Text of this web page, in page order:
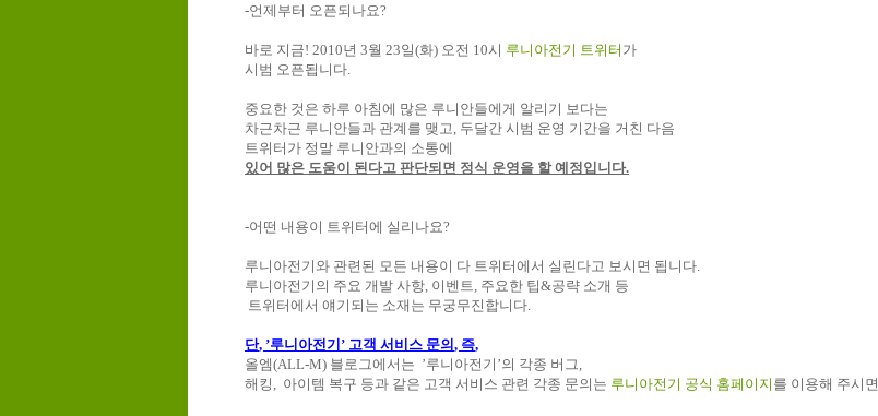
-언제부터 오픈되나요?
바로 지금! 2010년 3월 23일(화) 오전 10시 루니아전기 트위터 가
시범 오픈됩니다.
중요한 것은 하루 아침에 많은 루니안들에게 알리기 보다는
차근차근 루니안들과 관계를 맺고, 두달간 시범 운영 기간을 거친 다음
트위터가 정말 루니안과의 소통에
있어 많은 도움이 된다고 판단되면 정식 운영을 할 예정입니다.
-어떤 내용이 트위터에 실리나요?
루니아전기와 관련된 모든 내용이 다 트위터에서 실린다고 보시면 됩니다.
루니아전기의 주요 개발 사항, 이벤트, 주요한 팁&공략 소개 등
트위터에서 얘기되는 소재는 무궁무진합니다.
단, ’루니아전기’ 고객 서비스 문의 , 즉,
올엠(ALL-M) 블로그에서는 ’루니아전기’의 각종 버그,
해킹 , 아이템 복구 등과 같은 고객 서비스 관련 각종 문의는 루니아전기 공식 홈페이지 를 이용해 주시면